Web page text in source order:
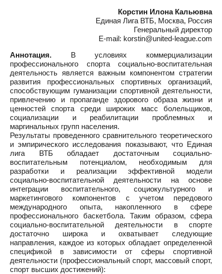
Корстин Илона Кальювна
Единая Лига ВТБ, Москва, Россия
Генеральный директор
E-mail: korstin@united-league.com
Аннотация. В условиях коммерциализации
профессионального спорта социально-воспитательная
деятельность является важным компонентом стратегии
развития профессиональных спортивных организаций,
способствующим гуманизации спортивной деятельности,
привлечению и пропаганде здорового образа жизни и
ценностей спорта среди широких масс болельщиков,
социализации и реабилитации проблемных и
маргинальных групп населения.
Результаты проведенного сравнительного теоретического
и эмпирического исследования показывают, что Единая
лига ВТБ обладает достаточным социально-
воспитательным потенциалом, необходимым для
разработки и реализации эффективной модели
социально-воспитательной деятельности на основе
интеграции воспитательного, социокультурного и
маркетингового компонентов с учетом передового
международного опыта, накопленного в сфере
профессионального баскетбола. Таким образом, сфера
социально-воспитательной деятельности в спорте
достаточно широка и охватывает следующие
направления, каждое из которых обладает определенной
спецификой в зависимости от сферы спортивной
деятельности (профессиональный спорт, массовый спорт,
спорт высших достижений):